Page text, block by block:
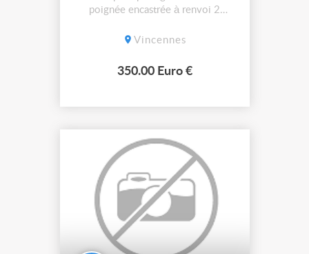
poignée encastrée à renvoi 2
bleues 100mm dont 2 à frein 2
penderie Le flight-case est stocké
également à ...
Vincennes
350.00 Euro €